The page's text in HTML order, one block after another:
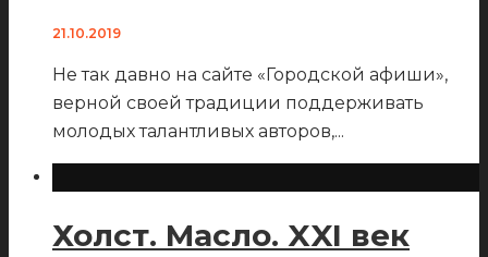
21.10.2019
Не так давно на сайте «Городской афиши»,
верной своей традиции поддерживать
молодых талантливых авторов,...
Холст. Масло. XXI век